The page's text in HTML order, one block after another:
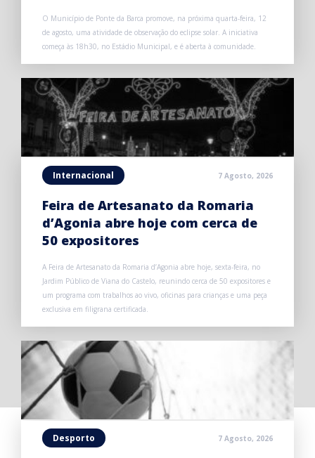
O Município de Ponte da Barca promove, na próxima quarta-feira, 12
de agosto, uma atividade de observação do eclipse solar. A iniciativa
começa às 18h30, no Estádio Municipal, e é aberta à comunidade.
Internacional 7 Agosto, 2026
Feira de Artesanato da Romaria
d’Agonia abre hoje com cerca de
50 expositores
A Feira de Artesanato da Romaria d’Agonia abre hoje, sexta-feira, no
Jardim Público de Viana do Castelo, reunindo cerca de 50 expositores e
um programa com trabalhos ao vivo, oficinas para crianças e uma peça
exclusiva em filigrana certificada.
Desporto 7 Agosto, 2026